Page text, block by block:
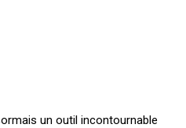
un outil incontournable